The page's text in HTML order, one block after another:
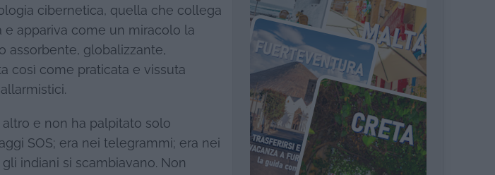
cibernetica, quella che collega
e appariva come un miracolo la
assorbente, globalizzante,
così come praticata e vissuta
altro e non ha palpitato solo
SOS; era nei telegrammi; era nei
indiani si scambiavano. Non